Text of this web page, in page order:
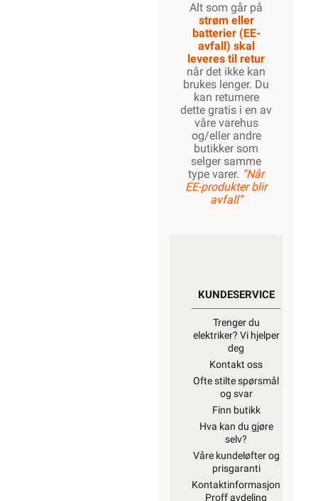
Alt som går på
strøm eller
batterier (EE-
avfall) skal
leveres til retur
når det ikke kan
brukes lenger. Du
kan returnere
dette gratis i en av
våre varehus
og/eller andre
butikker som
selger samme
type varer. “Når
EE-produkter blir
avfall”
KUNDESERVICE
Trenger du
elektriker? Vi hjelper
deg
Kontakt oss
Ofte stilte spørsmål
og svar
Finn butikk
Hva kan du gjøre
selv?
Våre kundeløfter og
prisgaranti
Kontaktinformasjon
Proff avdeling